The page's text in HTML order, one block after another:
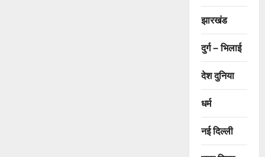
झारखंड
दुर्ग – भिलाई
देश दुनिया
धर्म
नई दिल्ली